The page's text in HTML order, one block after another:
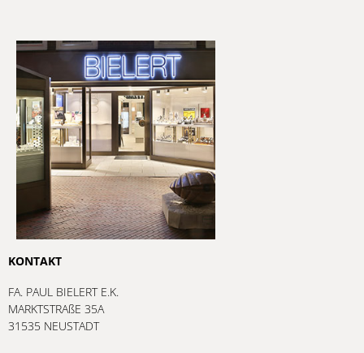
KONTAKT
FA. PAUL BIELERT E.K.
MARKTSTRAßE 35A
31535 NEUSTADT